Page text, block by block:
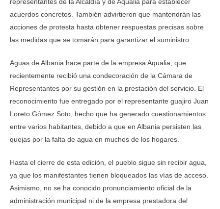
acuerdos concretos. También advirtieron que mantendrán las
acciones de protesta hasta obtener respuestas precisas sobre
las medidas que se tomarán para garantizar el suministro.
Aguas de Albania hace parte de la empresa Aqualia, que
recientemente recibió una condecoración de la Cámara de
Representantes por su gestión en la prestación del servicio. El
reconocimiento fue entregado por el representante guajiro Juan
Loreto Gómez Soto, hecho que ha generado cuestionamientos
entre varios habitantes, debido a que en Albania persisten las
quejas por la falta de agua en muchos de los hogares.
Hasta el cierre de esta edición, el pueblo sigue sin recibir agua,
ya que los manifestantes tienen bloqueados las vías de acceso.
Asimismo, no se ha conocido pronunciamiento oficial de la
administración municipal ni de la empresa prestadora del